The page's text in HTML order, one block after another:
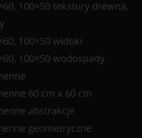
100×50 tekstury drewna,
100×50 widoki
100×50 wodospady
60 cm x 60 cm
abstrakcje
geometryczne